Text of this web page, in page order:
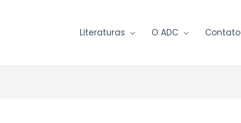
Literaturas O ADC Contato